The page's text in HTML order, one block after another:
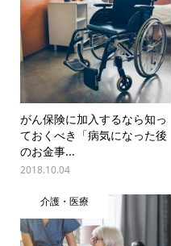
がん保険に加入するなら知っ
ておくべき「病気になった後
のお金事...
2018.10.04
介護・医療